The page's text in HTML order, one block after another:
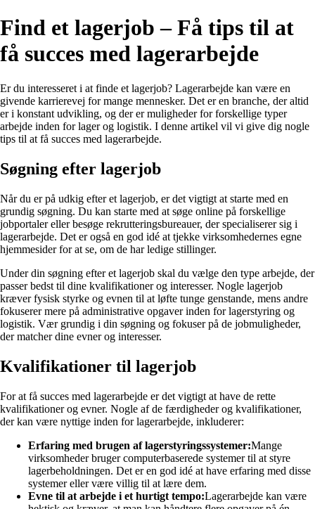
Find et lagerjob – Få tips til at
få succes med lagerarbejde
Er du interesseret i at finde et lagerjob? Lagerarbejde kan være en
givende karrierevej for mange mennesker. Det er en branche, der altid
er i konstant udvikling, og der er muligheder for forskellige typer
arbejde inden for lager og logistik. I denne artikel vil vi give dig nogle
tips til at få succes med lagerarbejde.
Søgning efter lagerjob
Når du er på udkig efter et lagerjob, er det vigtigt at starte med en
grundig søgning. Du kan starte med at søge online på forskellige
jobportaler eller besøge rekrutteringsbureauer, der specialiserer sig i
lagerarbejde. Det er også en god idé at tjekke virksomhedernes egne
hjemmesider for at se, om de har ledige stillinger.
Under din søgning efter et lagerjob skal du vælge den type arbejde, der
passer bedst til dine kvalifikationer og interesser. Nogle lagerjob
kræver fysisk styrke og evnen til at løfte tunge genstande, mens andre
fokuserer mere på administrative opgaver inden for lagerstyring og
logistik. Vær grundig i din søgning og fokuser på de jobmuligheder,
der matcher dine evner og interesser.
Kvalifikationer til lagerjob
For at få succes med lagerarbejde er det vigtigt at have de rette
kvalifikationer og evner. Nogle af de færdigheder og kvalifikationer,
der kan være nyttige inden for lagerarbejde, inkluderer:
Erfaring med brugen af ​​lagerstyringssystemer:Mange
virksomheder bruger computerbaserede systemer til at styre
lagerbeholdningen. Det er en god idé at have erfaring med disse
systemer eller være villig til at lære dem.
Evne til at arbejde i et hurtigt tempo:Lagerarbejde kan være